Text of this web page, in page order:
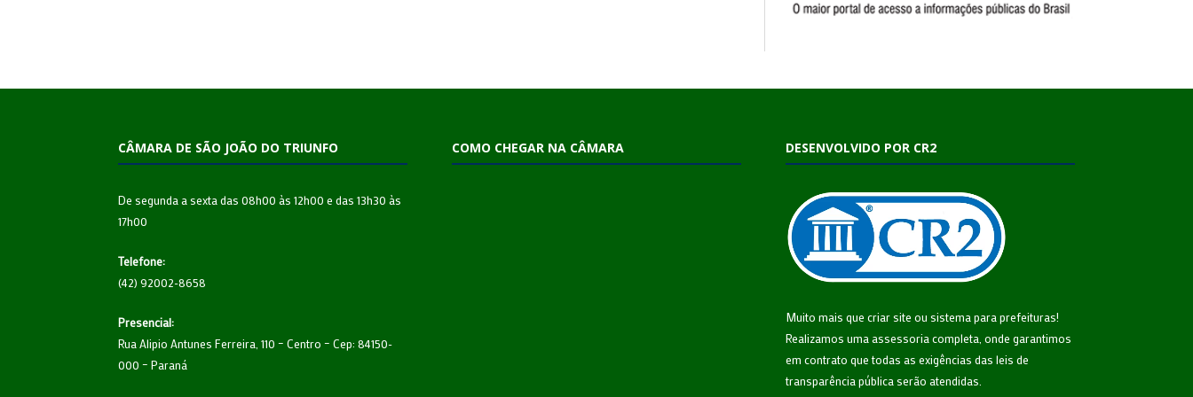
CÂMARA DE SÃO JOÃO DO TRIUNFO
De segunda a sexta das 08h00 às 12h00 e das 13h30 às
17h00
Telefone:
(42) 92002-8658
Presencial:
Rua Alipio Antunes Ferreira, 110 – Centro – Cep: 84150-
000 – Paraná
COMO CHEGAR NA CÂMARA DESENVOLVIDO POR CR2
Muito mais que criar site ou sistema para prefeituras!
Realizamos uma assessoria completa, onde garantimos
em contrato que todas as exigências das leis de
transparência pública serão atendidas.